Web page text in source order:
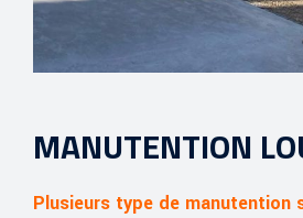
MANUTENTION
Plusieurs type de manutention